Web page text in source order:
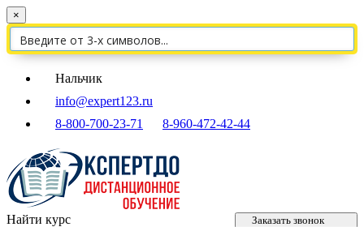
×
Нальчик
info@expert123.ru
8-800-700-23-71
8-960-472-42-44
Найти курс Заказать звонок